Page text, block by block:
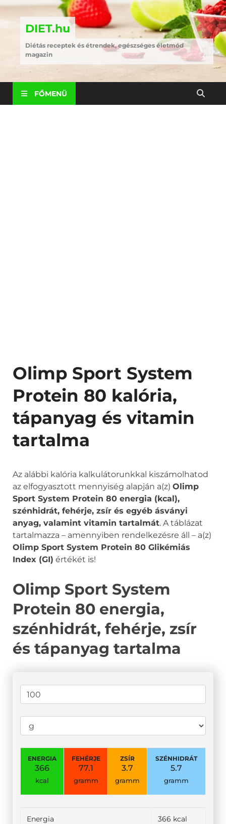
DIET.hu
Diétás receptek és étrendek, egészséges életmód
magazin
FŐMENÜ
Olimp Sport System
Protein 80 kalória,
tápanyag és vitamin
tartalma
Az alábbi kalória kalkulátorunkkal kiszámolhatod
az elfogyasztott mennyiség alapján a(z) Olimp
Sport System Protein 80 energia (kcal),
szénhidrát, fehérje, zsír és egyéb ásványi
anyag, valamint vitamin tartalmát. A táblázat
tartalmazza – amennyiben rendelkezésre áll – a(z)
Olimp Sport System Protein 80 Glikémiás
Index (GI) értékét is!
Olimp Sport System
Protein 80 energia,
szénhidrát, fehérje, zsír
és tápanyag tartalma
ENERGIA
366
kcal
FEHÉRJE
77.1
gramm
ZSÍR
3.7
gramm
SZÉNHIDRÁT
5.7
gramm
Energia 366 kcal